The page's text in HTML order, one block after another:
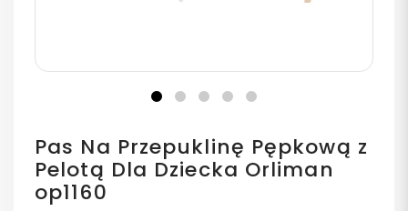
Pas Na Przepuklinę Pępkową z
Pelotą Dla Dziecka Orliman
op1160